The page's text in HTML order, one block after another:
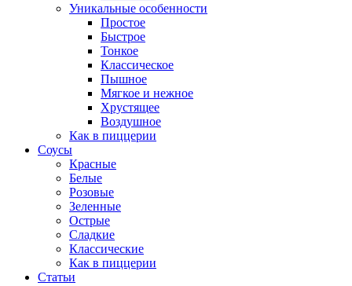
Уникальные особенности
Простое
Быстрое
Тонкое
Классическое
Пышное
Мягкое и нежное
Хрустящее
Воздушное
Как в пиццерии
Соусы
Красные
Белые
Розовые
Зеленные
Острые
Сладкие
Классические
Как в пиццерии
Статьи